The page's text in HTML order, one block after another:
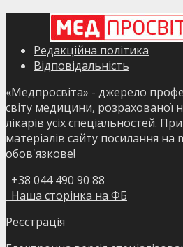
Редакційна політика
Відповідальність
«Медпросвіта» - джерело
світу медицини, розрахованої
лікарів усіх спеціальностей.
матеріалів сайту посилання на
обов'язкове!
+38 044 490 90 88
Наша сторінка на ФБ
Реєстрація